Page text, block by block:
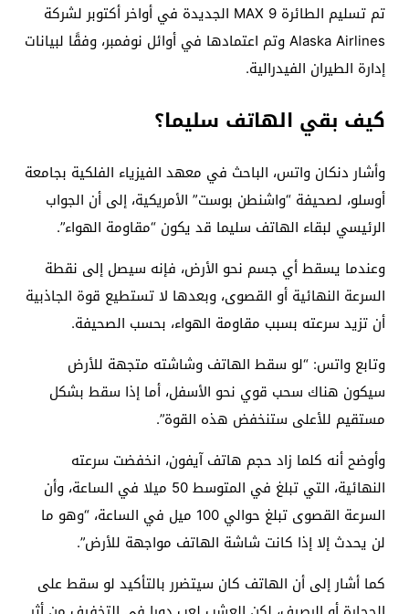
تم تسليم الطائرة MAX 9 الجديدة في أواخر أكتوبر لشركة
Alaska Airlines وتم اعتمادها في أوائل نوفمبر، وفقًا لبيانات
إدارة الطيران الفيدرالية.
كيف بقي الهاتف سليما؟
وأشار دنكان واتس، الباحث في معهد الفيزياء الفلكية بجامعة
أوسلو، لصحيفة “واشنطن بوست” الأمريكية، إلى أن الجواب
الرئيسي لبقاء الهاتف سليما قد يكون “مقاومة الهواء”.
وعندما يسقط أي جسم نحو الأرض، فإنه سيصل إلى نقطة
السرعة النهائية أو القصوى، وبعدها لا تستطيع قوة الجاذبية
أن تزيد سرعته بسبب مقاومة الهواء، بحسب الصحيفة.
وتابع واتس: “لو سقط الهاتف وشاشته متجهة للأرض
سيكون هناك سحب قوي نحو الأسفل، أما إذا سقط بشكل
مستقيم للأعلى ستنخفض هذه القوة”.
وأوضح أنه كلما زاد حجم هاتف آيفون، انخفضت سرعته
النهائية، التي تبلغ في المتوسط ​​50 ميلا في الساعة، وأن
السرعة القصوى تبلغ حوالي 100 ميل في الساعة، “وهو ما
لن يحدث إلا إذا كانت شاشة الهاتف مواجهة للأرض”.
كما أشار إلى أن الهاتف كان سيتضرر بالتأكيد لو سقط على